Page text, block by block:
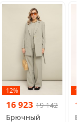
-12%
16 923 19 142
Брючный
-